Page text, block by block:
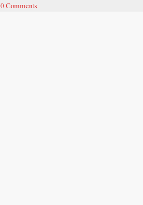
0 Comments